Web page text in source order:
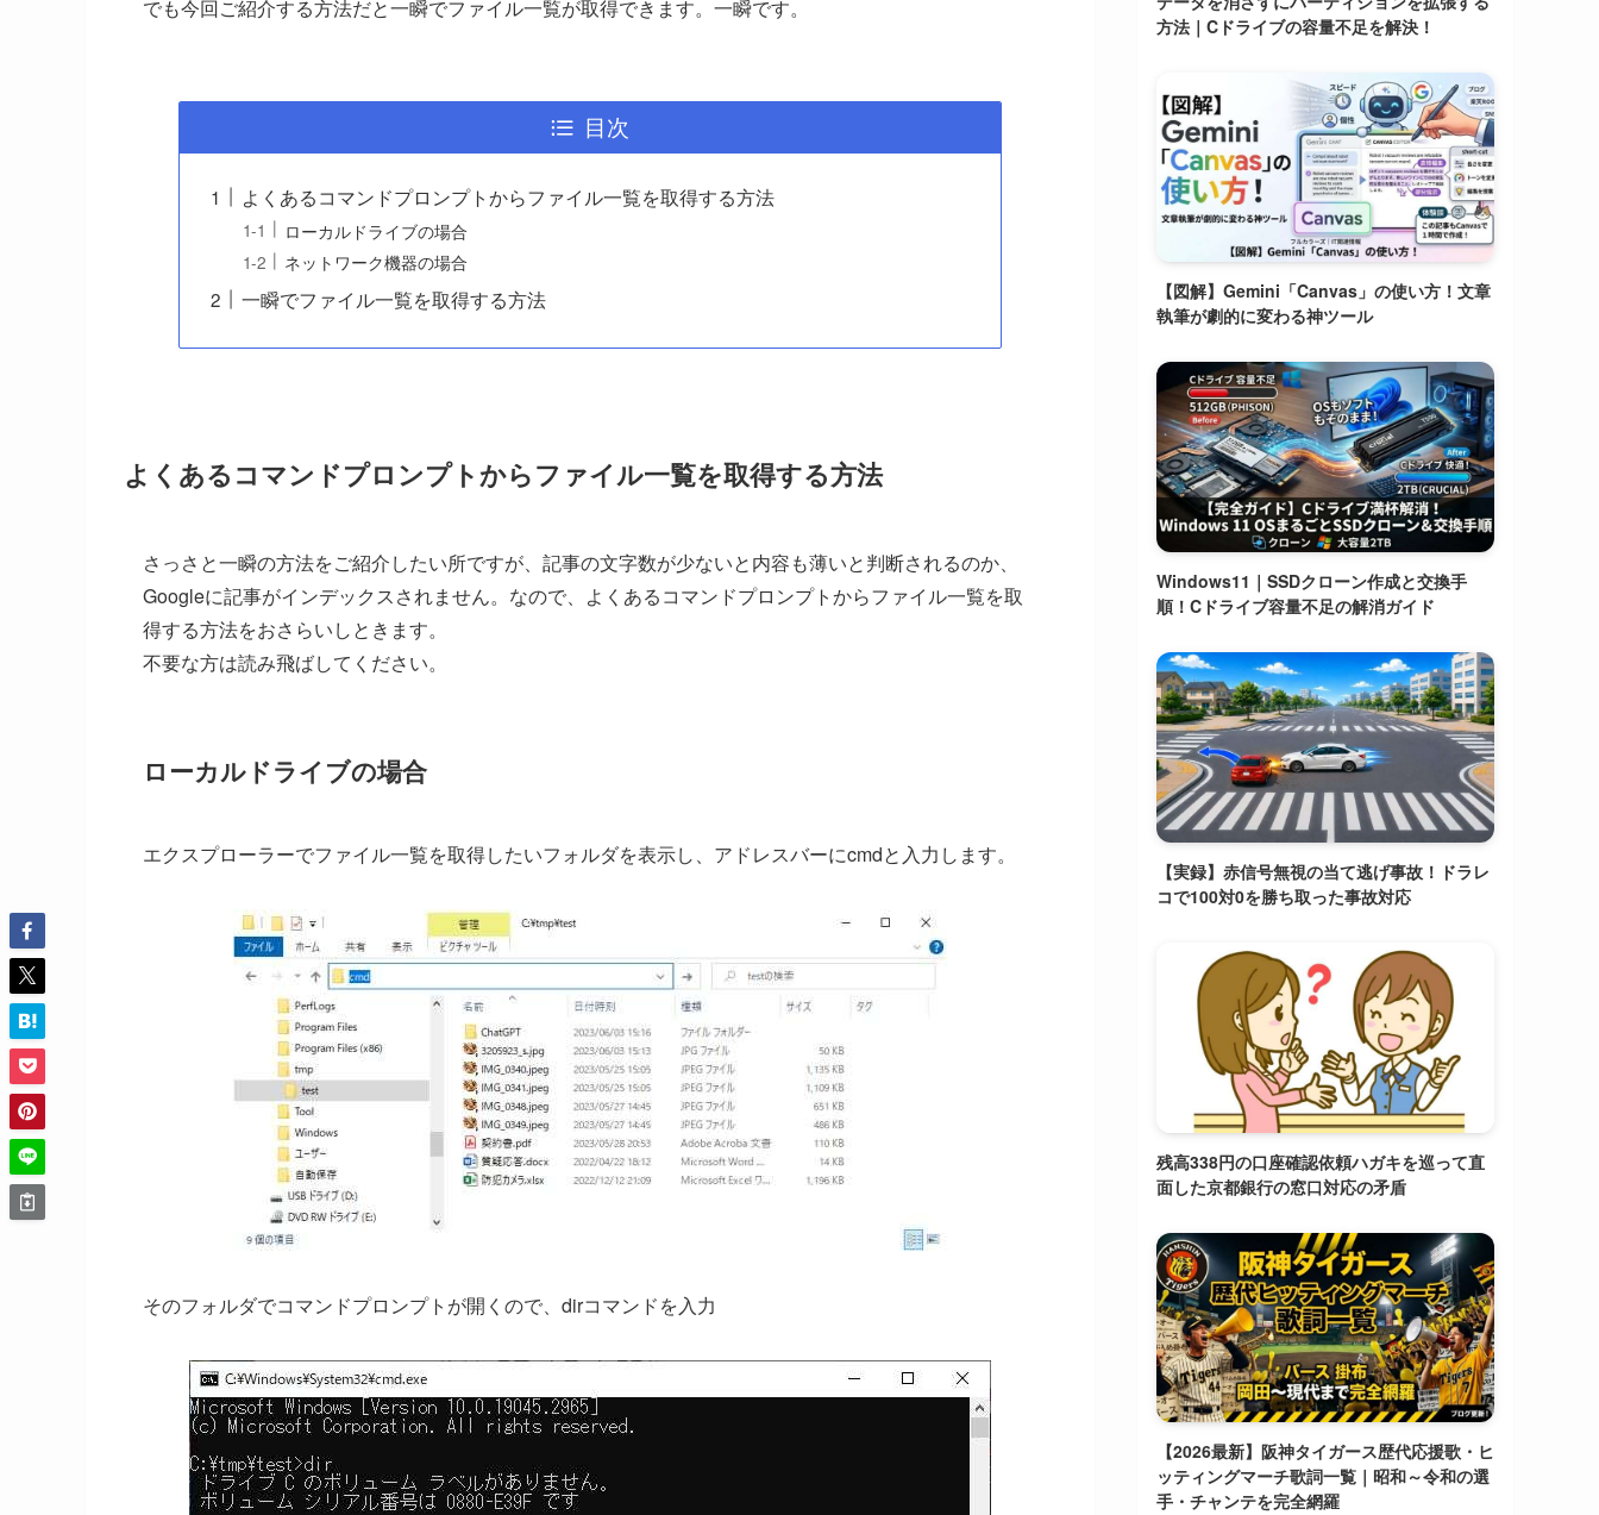
でも今回ご紹介する方法だと一瞬でファイル一覧が取得できます。一瞬です。
目次
よくあるコマンドプロンプトからファイル一覧を取得する方法
ローカルドライブの場合
ネットワーク機器の場合
一瞬でファイル一覧を取得する方法
よくあるコマンドプロンプトからファイル一覧を取得する方法
さっさと一瞬の方法をご紹介したい所ですが、記事の文字数が少ないと内容も薄いと判断されるのか、
Googleに記事がインデックスされません。なので、よくあるコマンドプロンプトからファイル一覧を取
得する方法をおさらいしときます。
不要な方は読み飛ばしてください。
ローカルドライブの場合
エクスプローラーでファイル一覧を取得したいフォルダを表示し、アドレスバーにcmdと入力します。
そのフォルダでコマンドプロンプトが開くので、dirコマンドを入力
方法｜Cドライブの容量不足を解決！
【図解】Gemini「Canvas」の使い方！文章
執筆が劇的に変わる神ツール
Windows11｜SSDクローン作成と交換手
順！Cドライブ容量不足の解消ガイド
【実録】赤信号無視の当て逃げ事故！ドラレ
コで100対0を勝ち取った事故対応
残高338円の口座確認依頼ハガキを巡って直
面した京都銀行の窓口対応の矛盾
【2026最新】阪神タイガース歴代応援歌・ヒ
ッティングマーチ歌詞一覧｜昭和～令和の選
手・チャンテを完全網羅